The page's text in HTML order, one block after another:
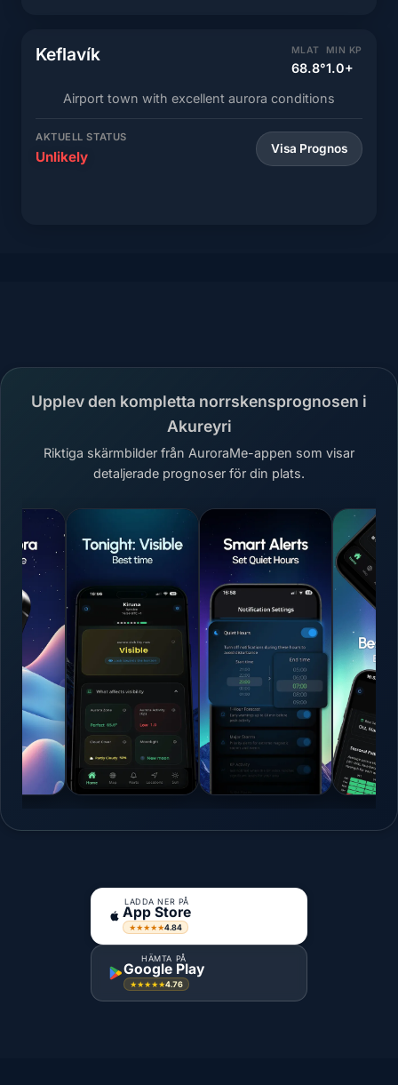
Keflavík MLAT
68.8°
MIN KP
1.0+
Airport town with excellent aurora conditions
AKTUELL STATUS
Unlikely Visa Prognos
Upplev den kompletta norrskensprognosen i
Akureyri
Riktiga skärmbilder från AuroraMe-appen som visar
detaljerade prognoser för din plats.
LADDA NER PÅ
App Store
★★★★★4.84
HÄMTA PÅ
Google Play
★★★★★4.76